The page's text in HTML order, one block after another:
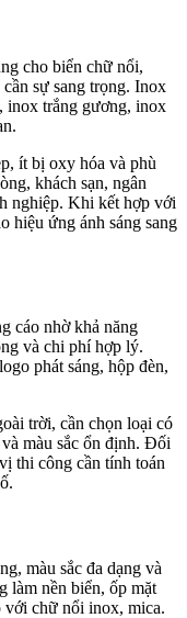
cho biển chữ nổi,
sự sang trọng. Inox
inox trắng gương, inox
ít bị oxy hóa và phù
khách sạn, ngân
nghiệp. Khi kết hợp với
hiệu ứng ánh sáng sang
cáo nhờ khả năng
và chi phí hợp lý.
phát sáng, hộp đèn,
trời, cần chọn loại có
màu sắc ổn định. Đối
thi công cần tính toán
màu sắc đa dạng và
làm nền biển, ốp mặt
với chữ nổi inox, mica.